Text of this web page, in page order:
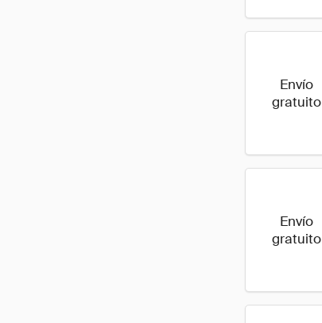
Envío
gratuito
Envío
gratuito